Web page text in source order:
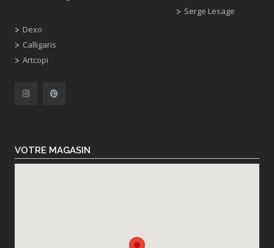
Dexo
Calligaris
Artcopi
Serge Lesage
VOTRE MAGASIN